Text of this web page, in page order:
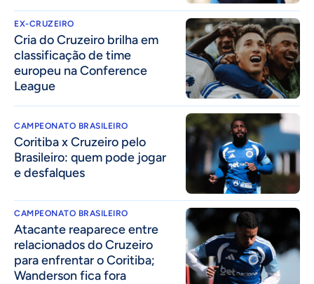
EX-CRUZEIRO
Cria do Cruzeiro brilha em
classificação de time
europeu na Conference
League
CAMPEONATO BRASILEIRO
Coritiba x Cruzeiro pelo
Brasileiro: quem pode jogar
e desfalques
CAMPEONATO BRASILEIRO
Atacante reaparece entre
relacionados do Cruzeiro
para enfrentar o Coritiba;
Wanderson fica fora